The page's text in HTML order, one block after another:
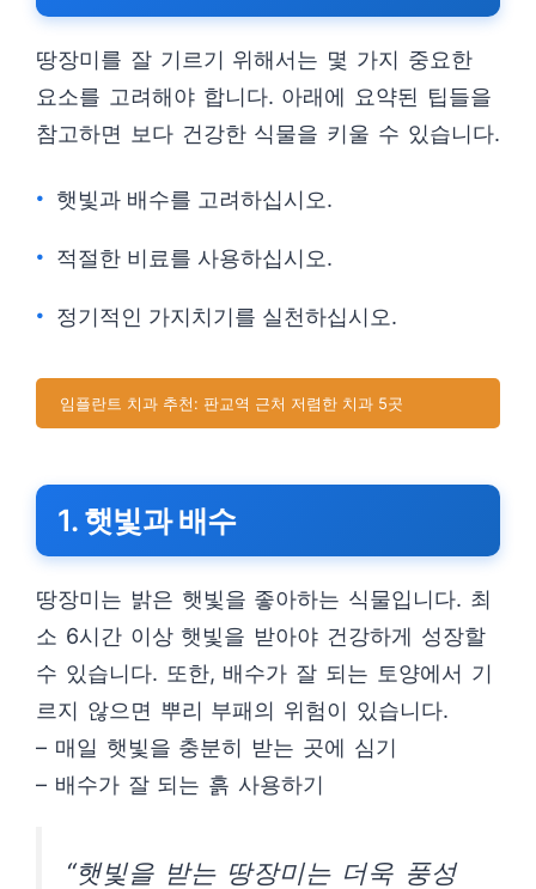
땅장미를 잘 기르기 위해서는 몇 가지 중요한
요소를 고려해야 합니다. 아래에 요약된 팁들을
참고하면 보다 건강한 식물을 키울 수 있습니다.
햇빛과 배수를 고려하십시오.
적절한 비료를 사용하십시오.
정기적인 가지치기를 실천하십시오.
임플란트 치과 추천: 판교역 근처 저렴한 치과 5곳
1. 햇빛과 배수
땅장미는 밝은 햇빛을 좋아하는 식물입니다. 최
소 6시간 이상 햇빛을 받아야 건강하게 성장할
수 있습니다. 또한, 배수가 잘 되는 토양에서 기
르지 않으면 뿌리 부패의 위험이 있습니다.
– 매일 햇빛을 충분히 받는 곳에 심기
– 배수가 잘 되는 흙 사용하기
“햇빛을 받는 땅장미는 더욱 풍성